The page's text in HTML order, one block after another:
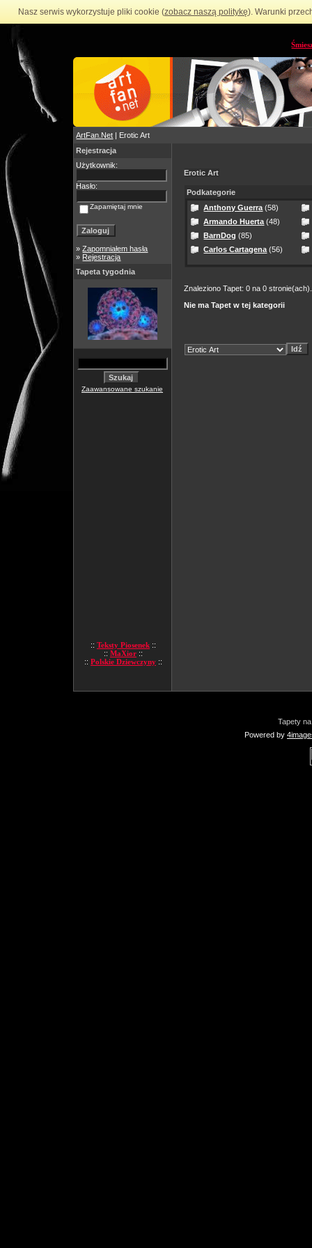
Nasz serwis wykorzystuje pliki cookie (zobacz naszą politykę). Warunki
ArtFan.Net | Erotic Art
Rejestracja
Użytkownik:
Hasło:
Zapamiętaj mnie
»Zapomniałem hasła
» Rejestracja
Tapeta tygodnia
Zaawansowane szukanie
:: Teksty Piosenek ::
:: MaXior ::
:: Polskie Dziewczyny ::
Erotic Art
Podkategorie
Anthony Guerra (58)
Armando Huerta (48)
BarnDog (85)
Carlos Cartagena (56)
Znaleziono Tapet: 0 na 0
Nie ma Tapet w tej kategorii
Tapety
Powered by